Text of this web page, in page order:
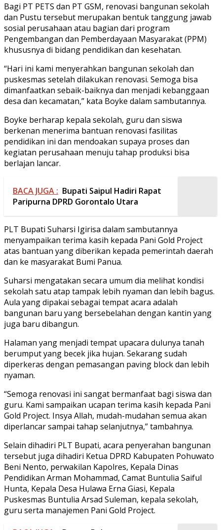
Bagi PT PETS dan PT GSM, renovasi bangunan sekolah
dan Pustu tersebut merupakan bentuk tanggung jawab
sosial perusahaan atau bagian dari program
Pengembangan dan Pemberdayaan Masyarakat (PPM)
khususnya di bidang pendidikan dan kesehatan.
“Hari ini kami menyerahkan bangunan sekolah dan
puskesmas setelah dilakukan renovasi. Semoga bisa
dimanfaatkan sebaik-baiknya dan menjadi kebanggaan
desa dan kecamatan,” kata Boyke dalam sambutannya.
Boyke berharap kepala sekolah, guru dan siswa
berkenan menerima bantuan renovasi fasilitas
pendidikan ini dan mendoakan supaya proses dan
kegiatan perusahaan menuju tahap produksi bisa
berlajan lancar.
BACA JUGA : Bupati Saipul Hadiri Rapat
Paripurna DPRD Gorontalo Utara
PLT Bupati Suharsi Igirisa dalam sambutannya
menyampaikan terima kasih kepada Pani Gold Project
atas bantuan yang diberikan kepada pemerintah daerah
dan ke masyarakat Bumi Panua.
Suharsi mengatakan secara umum dia melihat kondisi
sekolah satu atap tampak lebih nyaman dan lebih bagus.
Aula yang dipakai sebagai tempat acara adalah
bangunan baru yang bersebelahan dengan kantin yang
juga baru dibangun.
Halaman yang menjadi tempat upacara dulunya tanah
berumput yang becek jika hujan. Sekarang sudah
diperkeras dengan pemasangan paving block dan lebih
nyaman.
“Semoga renovasi ini sangat bermanfaat bagi siswa dan
guru. Kami sampaikan ucapan terima kasih kepada Pani
Gold Project. Insya Allah, mudah-mudahan semua akan
diperlancar sampai tahap selanjutnya,” tambahnya.
Selain dihadiri PLT Bupati, acara penyerahan bangunan
tersebut juga dihadiri Ketua DPRD Kabupaten Pohuwato
Beni Nento, perwakilan Kapolres, Kepala Dinas
Pendidikan Arman Mohammad, Camat Buntulia Saiful
Hunta, Kepala Desa Hulawa Erna Giasi, Kepala
Puskesmas Buntulia Arsad Suleman, kepala sekolah,
guru serta manajemen Pani Gold Project.